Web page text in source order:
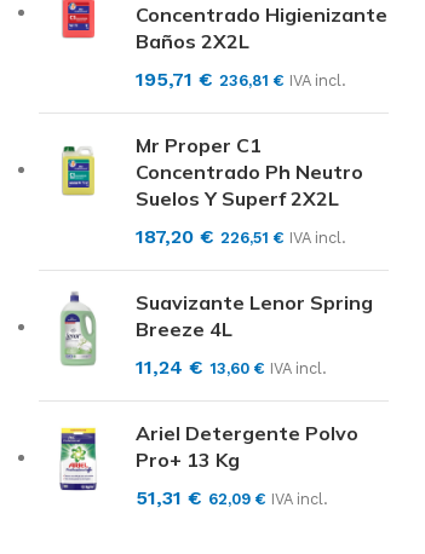
Concentrado Higienizante
Baños 2X2L
195,71 € 236,81 € IVA incl.
Mr Proper C1
Concentrado Ph Neutro
Suelos Y Superf 2X2L
187,20 € 226,51 € IVA incl.
Suavizante Lenor Spring
Breeze 4L
11,24 € 13,60 € IVA incl.
Ariel Detergente Polvo
Pro+ 13 Kg
51,31 € 62,09 € IVA incl.